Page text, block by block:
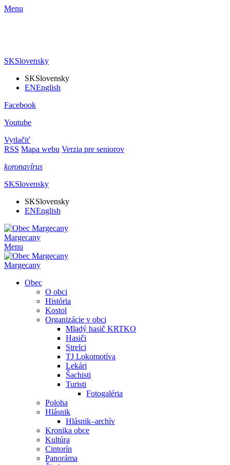
Menu
SKSlovensky
SKSlovensky
ENEnglish
Facebook
Youtube
Vytlačiť
RSS Mapa webu Verzia pre seniorov
koronavírus
SKSlovensky
SKSlovensky
ENEnglish
Margecany
Menu
Margecany
Obec
O obci
História
Kostol
Organizácie v obci
Mladý hasič KRTKO
Hasiči
Strelci
TJ Lokomotíva
Lekári
Šachisti
Turisti
Fotogaléria
Poloha
Hlásnik
Hlásnik–archív
Kronika obce
Kultúra
Cintorín
Panoráma